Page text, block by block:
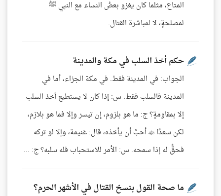
المتاع، مثلما كان يغزو بعضُ النساء مع النبي ﷺ
لمصلحةٍ، لا لمباشرة القتال.
حكم أخذ السلب في مكة والمدينة
الجواب: في المدينة فقط. في مكة الجزاء، أما في
المدينة فالسلب فقط. س: إذا كان لا يستطيع أخذ السلب
إلا بمقاومةٍ؟ ج: ما هو بلزوم، إن تيسر وإلا فما هو بلازم،
لكن سعدًا  أحبَّ أن يأخذه، قال: غنيمة، وإلا لو تركه
فحقٌّ له إذا سمحه. س: الأمر للاستحباب فله سلبه؟ ج: ...
ما صحة القول بنسخ القتال في الأشهر الحرم؟